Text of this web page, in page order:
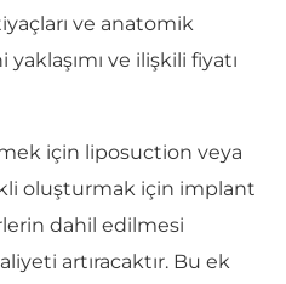
ve anatomik
ve ilişkili fiyatı
için liposuction veya
oluşturmak için implant
dahil edilmesi
artıracaktır. Bu ek